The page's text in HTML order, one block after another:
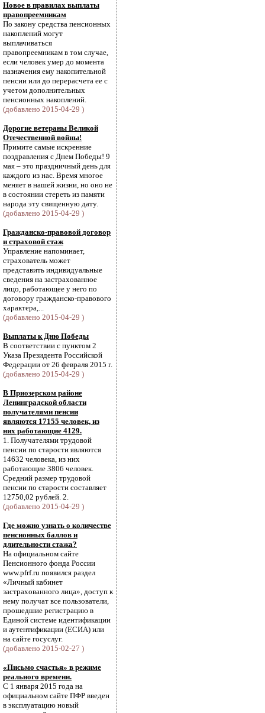
Новое в правилах выплаты
правопреемникам
По закону средства пенсионных
накоплений могут
выплачиваться
правопреемникам в том случае,
если человек умер до момента
назначения ему накопительной
пенсии или до перерасчета ее с
учетом дополнительных
пенсионных накоплений.
(добавлено 2015-04-29 )
Дорогие ветераны Великой
Отечественной войны!
Примите самые искренние
поздравления с Днем Победы! 9
мая – это праздничный день для
каждого из нас. Время многое
меняет в нашей жизни, но оно не
в состоянии стереть из памяти
народа эту священную дату.
(добавлено 2015-04-29 )
Гражданско-правовой договор
и страховой стаж
Управление напоминает,
страхователь может
представить индивидуальные
сведения на застрахованное
лицо, работающее у него по
договору гражданско-правового
характера,...
(добавлено 2015-04-29 )
Выплаты к Дню Победы
В соответствии с пунктом 2
Указа Президента Российской
Федерации от 26 февраля 2015 г.
(добавлено 2015-04-29 )
В Приозерском районе
Ленинградской области
получателями пенсии
являются 17155 человек, из
них работающие 4129.
1. Получателями трудовой
пенсии по старости являются
14632 человека, из них
работающие 3806 человек.
Средний размер трудовой
пенсии по старости составляет
12750,02 рублей. 2.
(добавлено 2015-04-29 )
Где можно узнать о количестве
пенсионных баллов и
длительности стажа?
На официальном сайте
Пенсионного фонда России
www.pfrf.ru появился раздел
«Личный кабинет
застрахованного лица», доступ к
нему получат все пользователи,
прошедшие регистрацию в
Единой системе идентификации
и аутентификации (ЕСИА) или
на сайте госуслуг.
(добавлено 2015-02-27 )
«Письмо счастья» в режиме
реального времени.
С 1 января 2015 года на
официальном сайте ПФР введен
в эксплуатацию новый